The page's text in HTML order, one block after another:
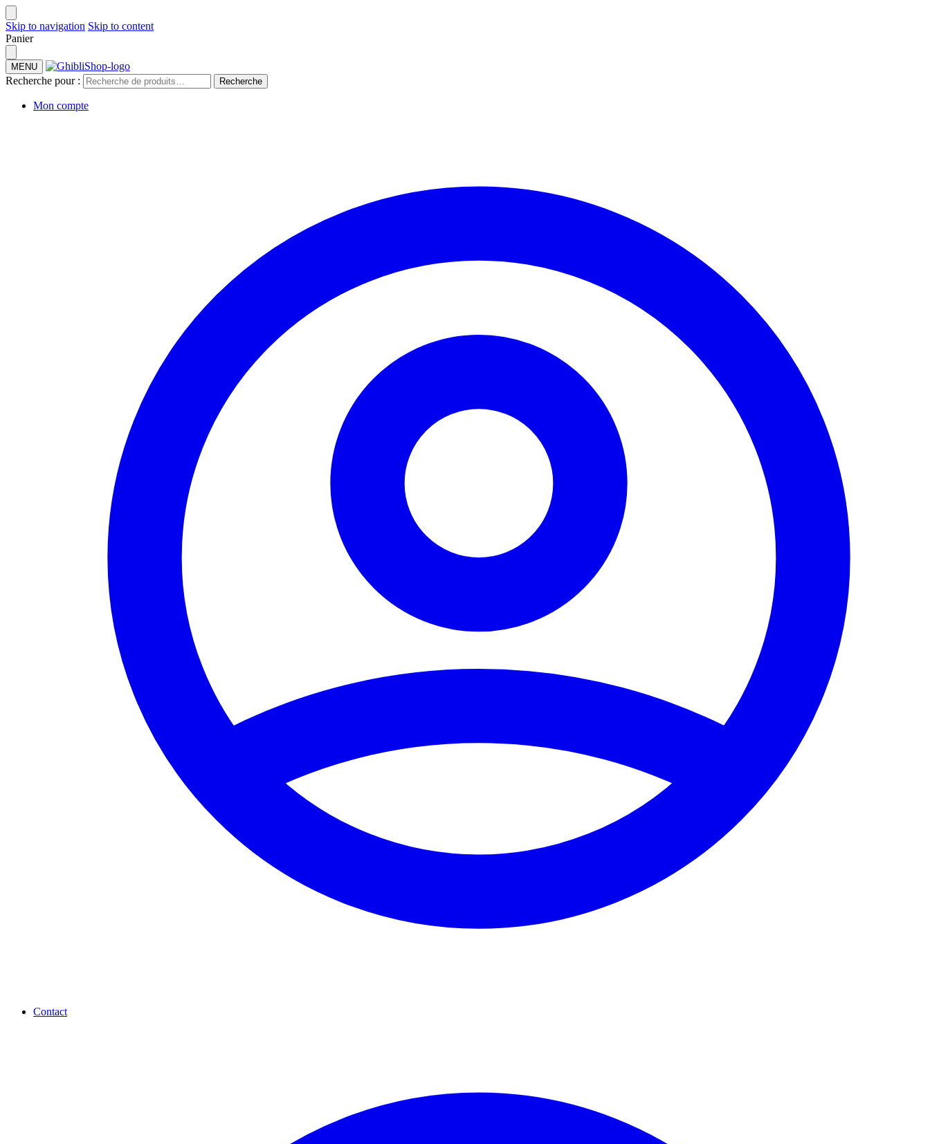
Skip to navigation Skip to content
Panier
MENU
Recherche pour : Recherche
Mon compte
Contact